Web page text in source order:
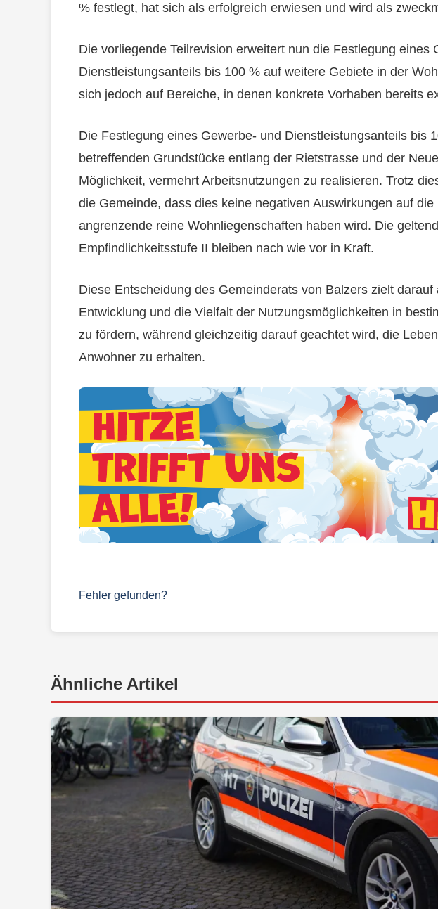
% festlegt, hat sich als erfolgreich erwiesen und wird als
Die vorliegende Teilrevision erweitert nun die Festlegung eines
Dienstleistungsanteils bis 100 % auf weitere Gebiete in der
sich jedoch auf Bereiche, in denen konkrete Vorhaben bereits
Die Festlegung eines Gewerbe- und Dienstleistungsanteils bis
betreffenden Grundstücke entlang der Rietstrasse und der
Möglichkeit, vermehrt Arbeitsnutzungen zu realisieren. Trotz
die Gemeinde, dass dies keine negativen Auswirkungen auf
angrenzende reine Wohnliegenschaften haben wird. Die
Empfindlichkeitsstufe II bleiben nach wie vor in Kraft.
Diese Entscheidung des Gemeinderats von Balzers zielt
Entwicklung und die Vielfalt der Nutzungsmöglichkeiten in
zu fördern, während gleichzeitig darauf geachtet wird, die
Anwohner zu erhalten.
Fehler gefunden?
Ähnliche Artikel